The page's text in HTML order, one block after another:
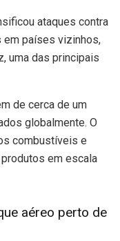
ataques contra
países vizinhos,
uma das principais
de cerca de um
globalmente. O
combustíveis e
em escala
aéreo perto de